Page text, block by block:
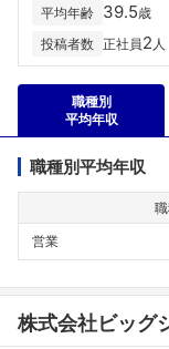
平均年齢 39.5歳
投稿者数 正社員2 人
職種別
平均年収
職種別平均年収
営業
株式会社ビッグ